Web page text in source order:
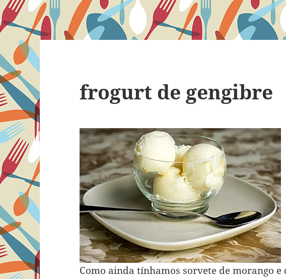
frogurt de gengibre
Como ainda tínhamos sorvete de morango e